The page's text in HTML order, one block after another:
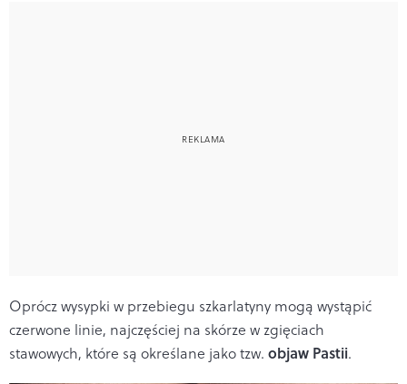
Oprócz wysypki w przebiegu szkarlatyny mogą wystąpić
czerwone linie, najczęściej na skórze w zgięciach
stawowych, które są określane jako tzw. objaw Pastii.